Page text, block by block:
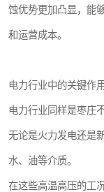
蚀优势更加凸显，能
和运营成本。
电力行业中的关键作用
电力行业同样是枣庄
无论是火力发电还是
水、油等介质。
在这些高温高压的工